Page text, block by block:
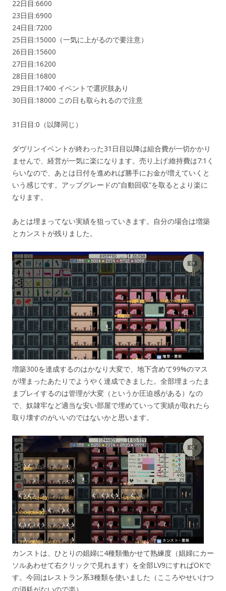
22日目:6600
23日目:6900
24日目:7200
25日目:15000（一気に上がるので要注意）
26日目:15600
27日目:16200
28日目:16800
29日目:17400 イベントで選択肢あり
30日目:18000 この日も取られるので注意
31日目:0（以降同じ）
ダヴリンイベントが終わった31日目以降は組合費が一切かかり
ませんで、経営が一気に楽になります。売り上げ:維持費は7:1く
らいなので、あとは日付を進めれば勝手にお金が増えていくと
いう感じです。アップグレードの”自動回収”を取るとより楽に
なります。
あとは埋まってない実績を狙っていきます。自分の場合は増築
とカンストが残りました。
増築300を達成するのはかなり大変で、地下含めて99%のマス
が埋まったあたりでようやく達成できました。全部埋まったま
まプレイするのは管理が大変（というか圧迫感がある）なの
で、奴隷牢など適当な安い部屋で埋めていって実績が取れたら
取り壊すのがいいのではないかと思います。
カンストは、ひとりの娼婦に4種類働かせて熟練度（娼婦にカー
ソルあわせて右クリックで見れます）を全部LV9にすればOKで
す。今回はレストラン系3種類を使いました（こころやせいけつ
の消耗がないので楽）。